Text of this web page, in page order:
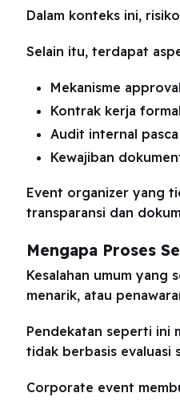
Dalam konteks ini,
Selain itu, terdapat
Mekanisme
Kontrak kerja formal
Audit internal
Kewajiban
Event organizer yang
transparansi dan
Mengapa Proses
Kesalahan umum yang
menarik, atau
Pendekatan seperti ini
tidak berbasis evaluasi
Corporate event